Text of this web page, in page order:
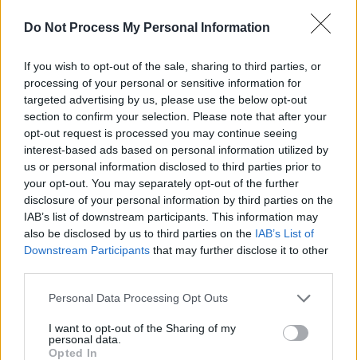
Do Not Process My Personal Information
If you wish to opt-out of the sale, sharing to third parties, or
processing of your personal or sensitive information for
targeted advertising by us, please use the below opt-out
section to confirm your selection. Please note that after your
opt-out request is processed you may continue seeing
interest-based ads based on personal information utilized by
us or personal information disclosed to third parties prior to
your opt-out. You may separately opt-out of the further
disclosure of your personal information by third parties on the
IAB’s list of downstream participants. This information may
also be disclosed by us to third parties on the IAB’s List of
Downstream Participants that may further disclose it to other
Personal Data Processing Opt Outs
I want to opt-out of the Sharing of my
personal data.
Opted In
Il faut toutefois faire attention à certaines personnes, notamment
celles souffrant d’insuffisance rénale chronique ou prenant des
consommation excessive peut entraîner des ballonnements ou des
troubles digestifs. Enfin, les produits frais non pasteurisés
présentent un risque microbiologique si mal conservés.
Article précédent
Comment booster votre
naturellement
Article suivant
La fin de Chuck Norris :
massifs